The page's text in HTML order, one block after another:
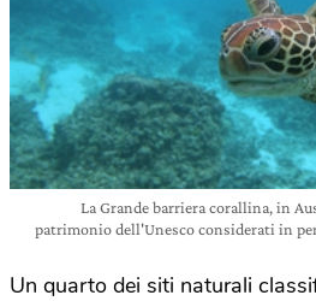
La Grande barriera corallina, in
patrimonio dell'Unesco considerati in
Un quarto dei siti naturali